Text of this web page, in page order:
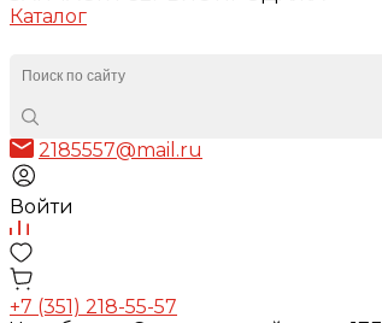
Каталог
2185557@mail.ru
Войти
+7 (351) 218-55-57